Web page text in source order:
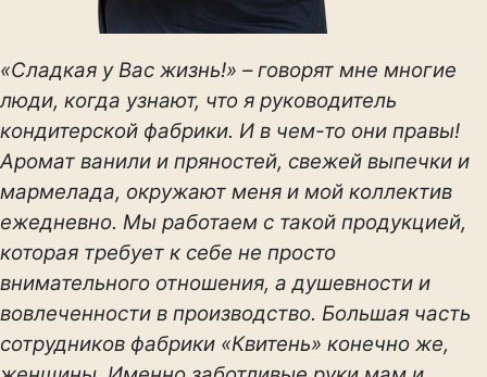
«Сладкая у Вас жизнь!» – говорят мне многие
люди, когда узнают, что я руководитель
кондитерской фабрики. И в чем-то они правы!
Аромат ванили и пряностей, свежей выпечки и
мармелада, окружают меня и мой коллектив
ежедневно. Мы работаем с такой продукцией,
которая требует к себе не просто
внимательного отношения, а душевности и
вовлеченности в производство. Большая часть
сотрудников фабрики «Квитень» конечно же,